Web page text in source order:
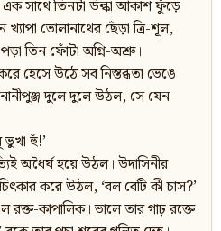
এক সাথে তিনটা উল্কা আকাশ ফুঁড়ে
ভোলানাথের ছেঁড়া ত্রি-শূল,
তিন ফোঁটা অগ্নি-অশ্রু।
হেসে উঠে সব নিস্তব্ধতা ভেঙে
দুলে দুলে উঠল, সে যেন
হুঁ!’
অধৈর্য হয়ে উঠল। উদাসিনীর
করে উঠল, ‘বল বেটি কী চাস?’
রক্ত-কাপালিক। ভালে তার গাঢ় রক্তে